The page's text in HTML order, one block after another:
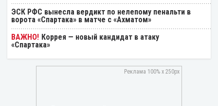
ЭСК РФС вынесла вердикт по нелепому пенальти в
ворота «Спартака» в матче с «Ахматом»
Коррея — новый кандидат в атаку
«Спартака»